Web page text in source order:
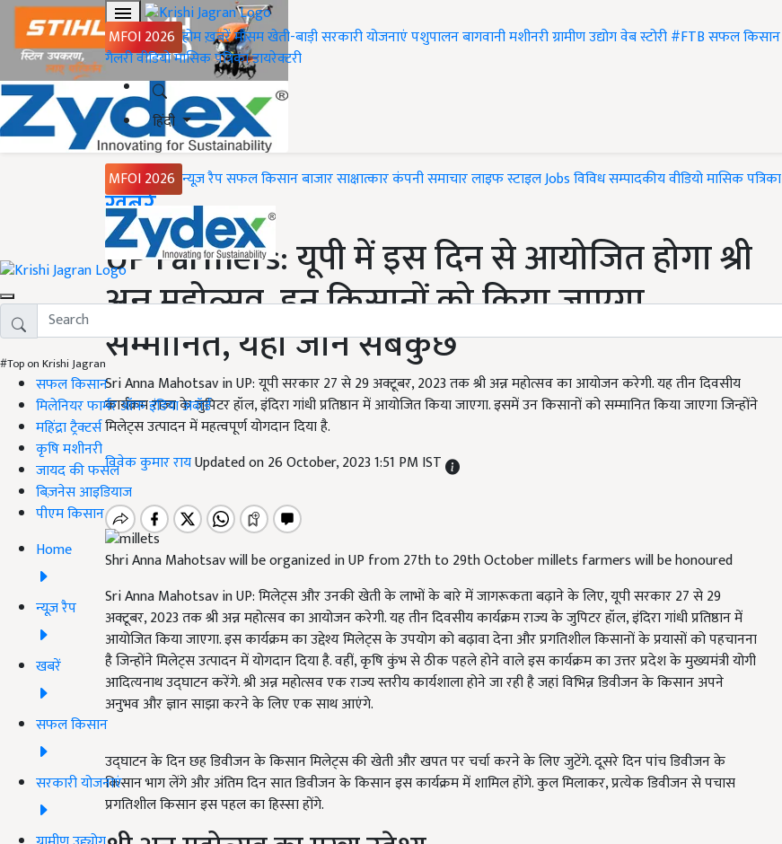
MFOI 2026 होमख़बरेंमौसमखेती-बाड़ीसरकारी योजनाएंपशुपालनबागवानीमशीनरीग्रामीण उद्योगवेब स्टोरी#FTBसफल किसान
गैलरीवीडियोमासिक पत्रिकाडायरेक्टरी
हिंदी
MFOI 2026 न्यूज़ रैपसफल किसानबाजारसाक्षात्कारकंपनी समाचारलाइफ स्टाइलJobsविविधसम्पादकीयवीडियोमासिक पत्रिका
#Top on Krishi Jagran
सफल किसान
मिलेनियर फार्मर ऑफ इंडिया अवॉर्ड
महिंद्रा ट्रैक्टर्स
कृषि मशीनरी
जायद की फसल
बिज़नेस आइडियाज
पीएम किसान
Home
न्यूज़ रैप
खबरें
सफल किसान
सरकारी योजनाएं
Home
ख़बरें
UP Farmers: यूपी में इस दिन से आयोजित होगा श्री
अन्न महोत्सव, इन किसानों को किया जाएगा
सम्मानित, यहां जानें सबकुछ
Sri Anna Mahotsav in UP: यूपी सरकार 27 से 29 अक्टूबर, 2023 तक श्री अन्न महोत्सव का आयोजन करेगी. यह तीन दिवसीय
कार्यक्रम राज्य के जुपिटर हॉल, इंदिरा गांधी प्रतिष्ठान में आयोजित किया जाएगा. इसमें उन किसानों को सम्मानित किया जाएगा जिन्होंने
मिलेट्स उत्पादन में महत्वपूर्ण योगदान दिया है.
विवेक कुमार रायUpdated on 26 October, 2023 1:51 PM IST
Shri Anna Mahotsav will be organized in UP from 27th to 29th October millets farmers will be honoured
Sri Anna Mahotsav in UP: मिलेट्स और उनकी खेती के लाभों के बारे में जागरूकता बढ़ाने के लिए, यूपी सरकार 27 से 29
अक्टूबर, 2023 तक श्री अन्न महोत्सव का आयोजन करेगी. यह तीन दिवसीय कार्यक्रम राज्य के जुपिटर हॉल, इंदिरा गांधी प्रतिष्ठान में
आयोजित किया जाएगा. इस कार्यक्रम का उद्देश्य मिलेट्स के उपयोग को बढ़ावा देना और प्रगतिशील किसानों के प्रयासों को पहचानना
है जिन्होंने मिलेट्स उत्पादन में योगदान दिया है. वहीं, कृषि कुंभ से ठीक पहले होने वाले इस कार्यक्रम का उत्तर प्रदेश के मुख्यमंत्री योगी
आदित्यनाथ उद्घाटन करेंगे. श्री अन्न महोत्सव एक राज्य स्तरीय कार्यशाला होने जा रही है जहां विभिन्न डिवीजन के किसान अपने
अनुभव और ज्ञान साझा करने के लिए एक साथ आएंगे.
उद्घाटन के दिन छह डिवीजन के किसान मिलेट्स की खेती और खपत पर चर्चा करने के लिए जुटेंगे. दूसरे दिन पांच डिवीजन के
किसान भाग लेंगे और अंतिम दिन सात डिवीजन के किसान इस कार्यक्रम में शामिल होंगे. कुल मिलाकर, प्रत्येक डिवीजन से पचास
प्रगतिशील किसान इस पहल का हिस्सा होंगे.